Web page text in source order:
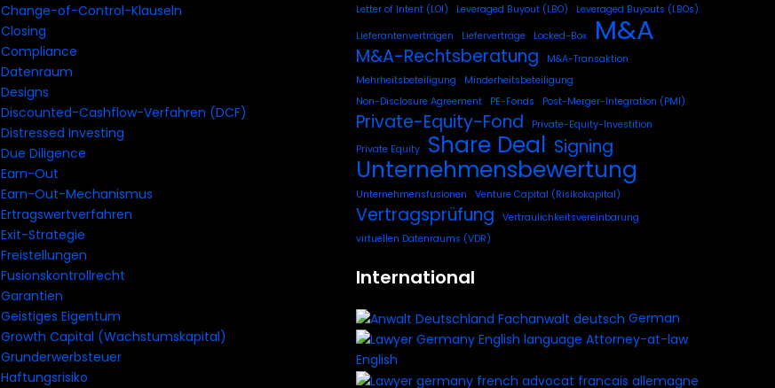
Change-of-Control-Klauseln
Closing
Compliance
Datenraum
Designs
Discounted-Cashflow-Verfahren (DCF)
Distressed Investing
Due Diligence
Earn-Out
Earn-Out-Mechanismus
Ertragswertverfahren
Exit-Strategie
Freistellungen
Fusionskontrollrecht
Garantien
Geistiges Eigentum
Growth Capital (Wachstumskapital)
Grunderwerbsteuer
Haftungsrisiko
Letter of Intent (LOI)
Leveraged Buyout (LBO)
Leveraged Buyouts (LBOs)
Lieferantenverträgen
Lieferverträge Locked-Box M&A
M&A-Rechtsberatung
M&A-Transaktion
Mehrheitsbeteiligung
Minderheitsbeteiligung
Non-Disclosure Agreement
PE-Fonds Post-Merger-Integration (PMI)
Private-Equity-Fond
Private-Equity-Investition
Private Equity
Share Deal Signing
Unternehmensbewertung
Unternehmensfusionen Venture Capital (Risikokapital)
Vertragsprüfung
Vertraulichkeitsvereinbarung
virtuellen Datenraums (VDR)
International
German
English